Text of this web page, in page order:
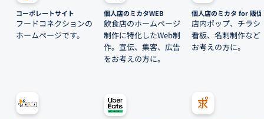
コーポレートサイト
フードコネクションの
ホームページです。
個人店のミカタWEB
飲食店のホームページ
制作に特化したWeb制
作。宣伝、集客、広告
をお考えの方に。
個人店のミカタ for 販促
店内ポップ、チラシ
看板、名刺制作など
お考えの方に。